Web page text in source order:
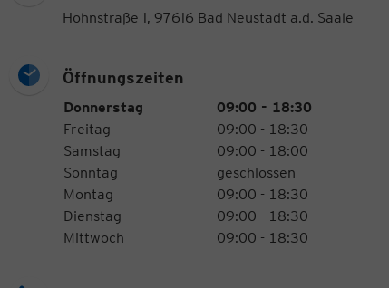
Hohnstraße 1, 97616 Bad Neustadt a.d. Saale
Öffnungszeiten
Öffnungszeiten
WochentagUhrzeiten
Donnerstag
09:00 - 18:30
Freitag
09:00 - 18:30
Samstag
09:00 - 18:00
Sonntag
geschlossen
Montag
09:00 - 18:30
Dienstag
09:00 - 18:30
Mittwoch
09:00 - 18:30